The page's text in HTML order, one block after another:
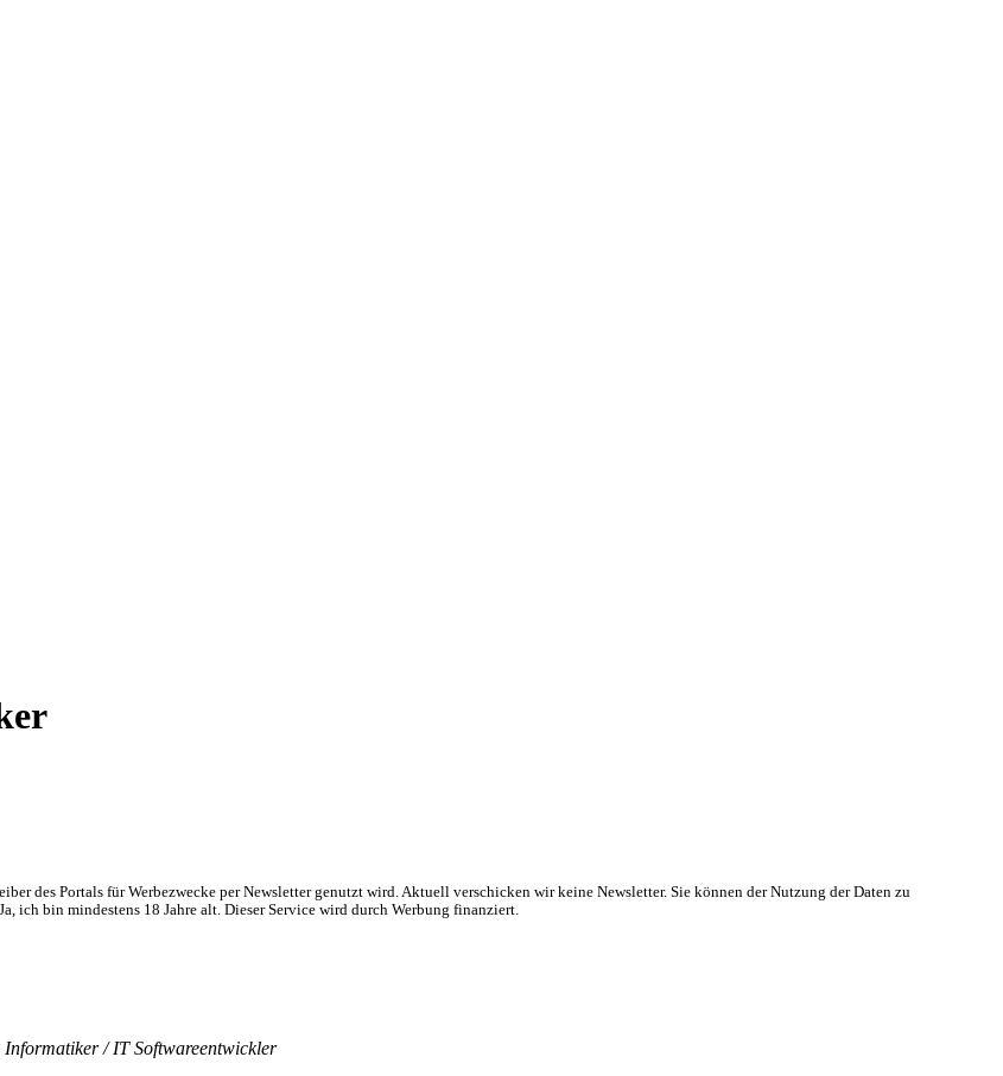
des Portals für Werbezwecke per Newsletter genutzt wird. Aktuell verschicken wir keine Newsletter. Sie können der Nutzung der Daten zu
ich bin mindestens 18 Jahre alt. Dieser Service wird durch Werbung finanziert.
/ IT Softwareentwickler